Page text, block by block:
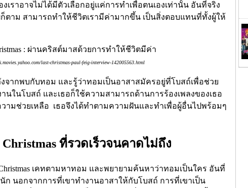
เราอาจไม่ได้มีตัวเลือกอยู่แค่การทำเพื่อตนเองเท่านั้น อันที่จริง
ตาม สามารถทำให้ชีวิตเรามีค่ามากขึ้น เป็นสิ่งตอบแทนที่ทั้งผู้ให้
last-christmas-paul-feig-interview-142005563.html
งจากพบกับทอม และรู้ว่าทอมเป็นอาสาสมัครอยู่ที่โบสถ์เพื่อช่วย
นในโบสถ์ และเธอก็ใช้ความสามารถด้านการร้องเพลงของเธอ
ามช่วยเหลือ เธอจึงได้ทำตามความฝันและทำเพื่อผู้อื่นไปพร้อมๆ
ที่รวดเร็วจนคาดไม่ถึง
เคทตามหาทอม และพยายามค้นหาว่าทอมเป็นใคร อันที่
ก นอกจากการที่เขาทำงานอาสาให้กับโบสถ์ การที่เขาเป็น